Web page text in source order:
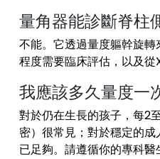
量角器能診斷脊柱
不能。它透過量度軀幹旋
程度需要臨床評估，以及從
我應該多久量度一
對於仍在生長的孩子，每2
密）很常見；對於穩定的
已足夠。請遵循你的專科醫